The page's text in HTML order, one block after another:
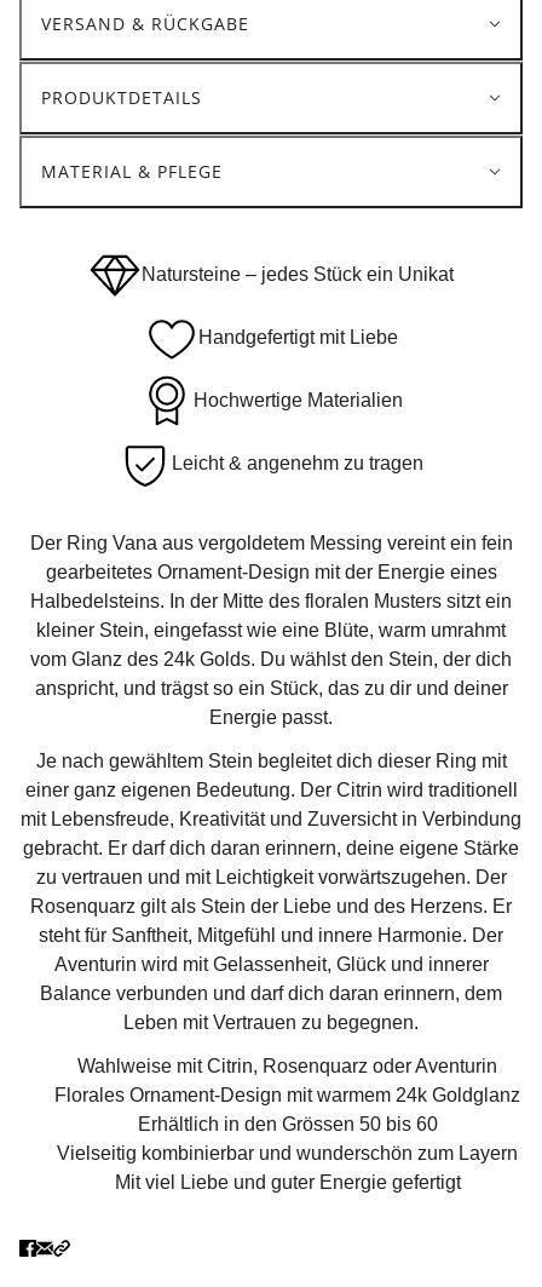
VERSAND & RÜCKGABE
PRODUKTDETAILS
MATERIAL & PFLEGE
Natursteine – jedes Stück ein Unikat
Handgefertigt mit Liebe
Hochwertige Materialien
Leicht & angenehm zu tragen
Der Ring Vana aus vergoldetem Messing vereint ein fein
gearbeitetes Ornament-Design mit der Energie eines
Halbedelsteins. In der Mitte des floralen Musters sitzt ein
kleiner Stein, eingefasst wie eine Blüte, warm umrahmt
vom Glanz des 24k Golds. Du wählst den Stein, der dich
anspricht, und trägst so ein Stück, das zu dir und deiner
Energie passt.
Je nach gewähltem Stein begleitet dich dieser Ring mit
einer ganz eigenen Bedeutung. Der Citrin wird traditionell
mit Lebensfreude, Kreativität und Zuversicht in Verbindung
gebracht. Er darf dich daran erinnern, deine eigene Stärke
zu vertrauen und mit Leichtigkeit vorwärtszugehen. Der
Rosenquarz gilt als Stein der Liebe und des Herzens. Er
steht für Sanftheit, Mitgefühl und innere Harmonie. Der
Aventurin wird mit Gelassenheit, Glück und innerer
Balance verbunden und darf dich daran erinnern, dem
Leben mit Vertrauen zu begegnen.
Wahlweise mit Citrin, Rosenquarz oder Aventurin
Florales Ornament-Design mit warmem 24k Goldglanz
Erhältlich in den Grössen 50 bis 60
Vielseitig kombinierbar und wunderschön zum Layern
Mit viel Liebe und guter Energie gefertigt